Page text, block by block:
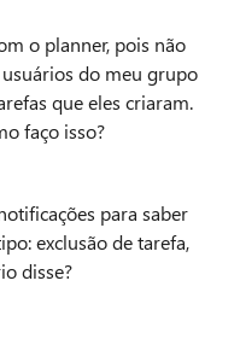
o planner, pois não
do meu grupo
que eles criaram.
faço isso?
para saber
exclusão de tarefa,
disse?